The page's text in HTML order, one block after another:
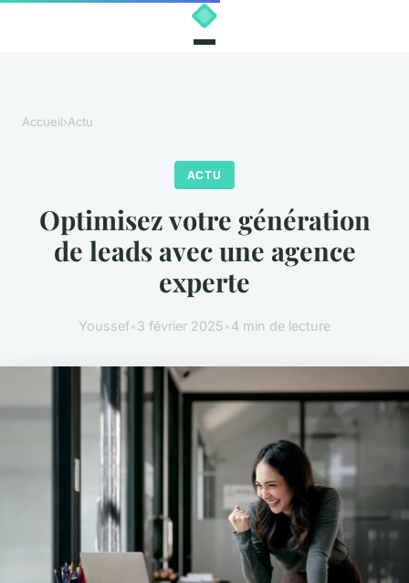
Accueil›Actu
ACTU
Optimisez votre génération
de leads avec une agence
experte
Youssef•3 février 2025•4 min de lecture